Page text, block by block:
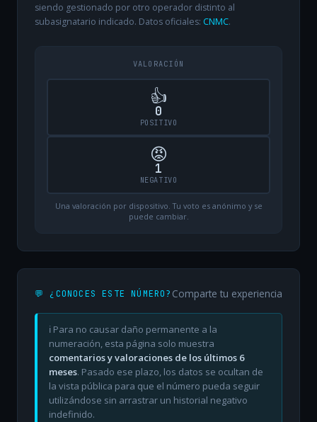
siendo gestionado por otro operador distinto al
subasignatario indicado. Datos oficiales: CNMC.
VALORACIÓN
👍
0
POSITIVO
😡
1
NEGATIVO
Una valoración por dispositivo. Tu voto es anónimo y se
puede cambiar.
💬 ¿CONOCES ESTE NÚMERO? Comparte tu experiencia
ℹ️ Para no causar daño permanente a la
numeración, esta página solo muestra
comentarios y valoraciones de los últimos 6
meses. Pasado ese plazo, los datos se ocultan de
la vista pública para que el número pueda seguir
utilizándose sin arrastrar un historial negativo
indefinido.